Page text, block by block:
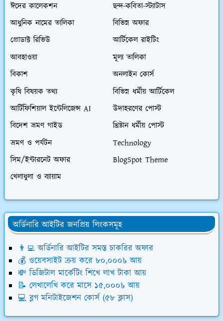
ঈদের কালেকশন
ছন্দ-কবিতা-স্ট্যাটাস
আধুনিক নামের তালিকা
বিভিন্ন অফার
প্রোডাক্ট রিভিউ
আর্টিকেল রাইটিং
আবহাওয়া
মূল্য তালিকা
বিকাশ
অনলাইন কোর্স
কৃষি বিষয়ক তথ্য
বিভিন্ন ধর্মীয় আর্টিকেল
আর্টিফিশিয়াল ইন্টেলিজেন্স AI
উদাহরণের পোস্ট
বিদেশ ভ্রমণ গাইড
খ্রিষ্টান ধর্মীয় পোস্ট
ভ্রমণ ও পর্যটন
Technology
সিম/ইন্টারনেট অফার
BlogSpot Theme
খেলাধুলা ও ব্যায়াম
অর্ডিনারি আইটির জনপ্রিয় লিংকসমূহ
👨‍💻 অর্ডিনারি আইটির সমস্ত চাকরির অফার
💰 ওয়েবসাইট ক্রয় করে ৮০,০০০৳ আয়
💸 ডিজিটাল মার্কেটিং শিখে লাখ টাকা আয়
📝 লেখালেখি করে মাসে ১৫,০০০৳ আয়
💻 ব্লগ মনিটাইজেশন কোর্স (৫৮ ক্লাস)